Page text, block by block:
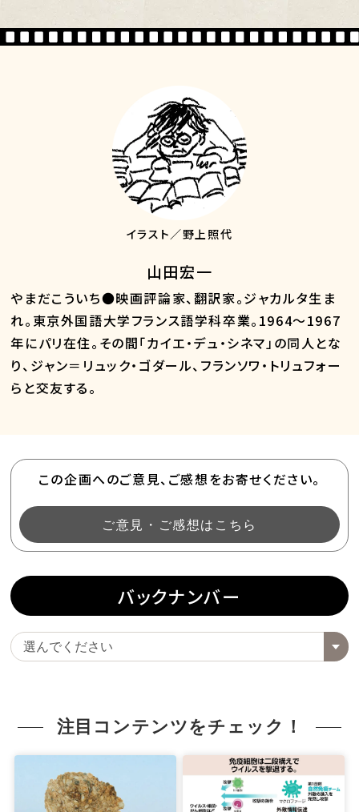
イラスト／野上照代
山田宏一
やまだこういち●映画評論家、翻訳家。ジャカルタ生ま
れ。東京外国語大学フランス語学科卒業。1964～1967
年にパリ在住。その間「カイエ・デュ・シネマ」の同人とな
り、ジャン＝リュック・ゴダール、フランソワ・トリュフォー
らと交友する。
この企画へのご意見、ご感想をお寄せください。
ご意見・ご感想はこちら
バックナンバー
注目コンテンツをチェック！